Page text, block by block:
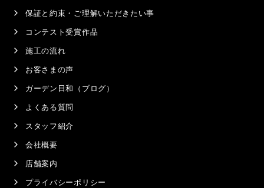
保証と約束・ご理解いただきたい事
コンテスト受賞作品
施工の流れ
お客さまの声
ガーデン日和（ブログ）
よくある質問
スタッフ紹介
会社概要
店舗案内
プライバシーポリシー